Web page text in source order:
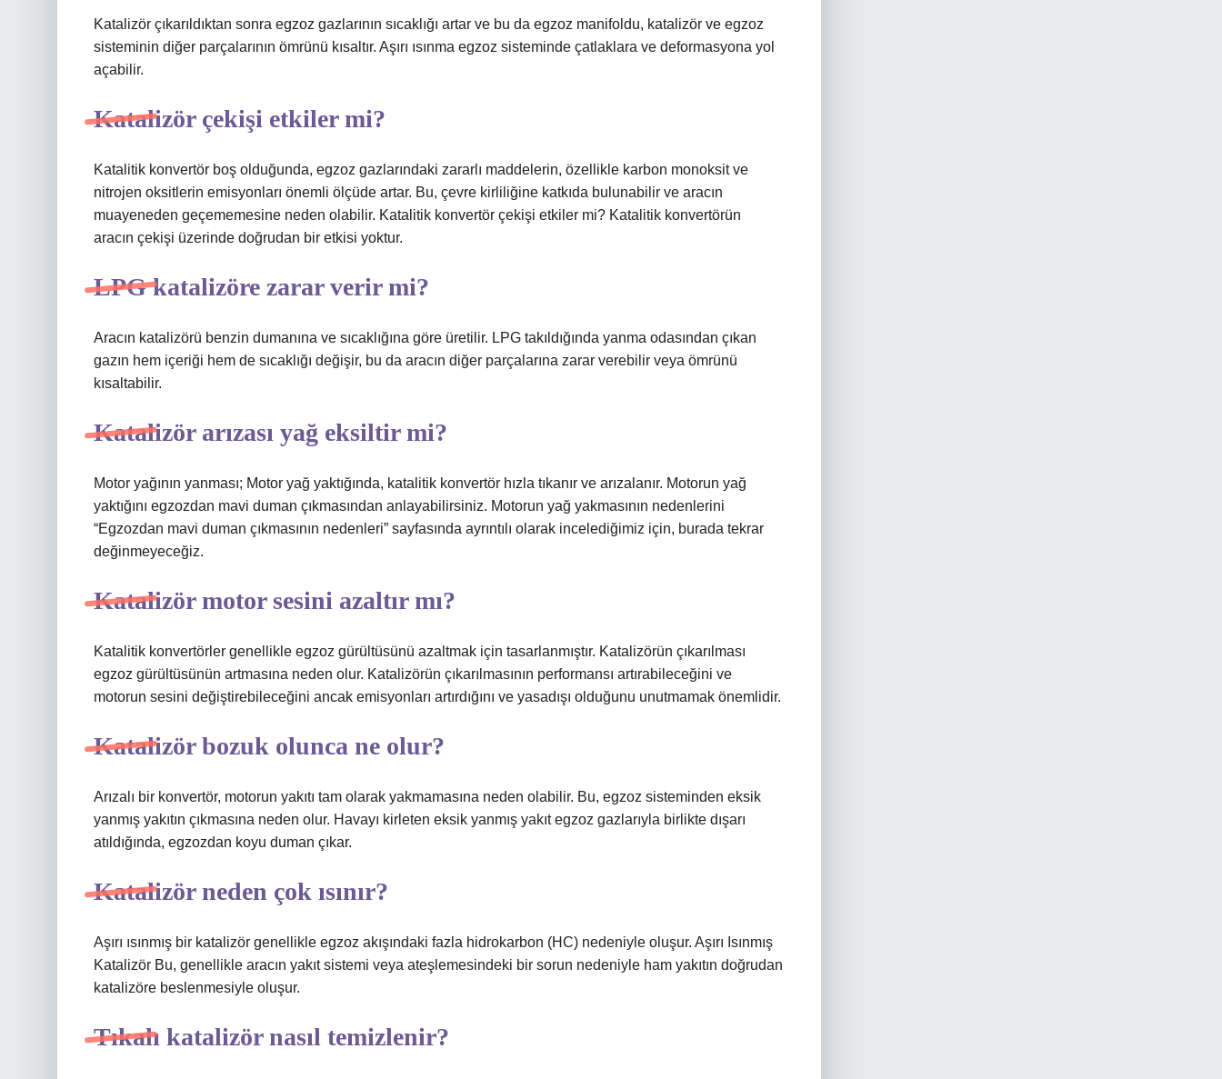
Katalizör çıkarıldıktan sonra egzoz gazlarının sıcaklığı artar ve bu da egzoz manifoldu, katalizör ve egzoz
sisteminin diğer parçalarının ömrünü kısaltır. Aşırı ısınma egzoz sisteminde çatlaklara ve deformasyona yol
açabilir.
Katalizör çekişi etkiler mi?
Katalitik konvertör boş olduğunda, egzoz gazlarındaki zararlı maddelerin, özellikle karbon monoksit ve
nitrojen oksitlerin emisyonları önemli ölçüde artar. Bu, çevre kirliliğine katkıda bulunabilir ve aracın
muayeneden geçememesine neden olabilir. Katalitik konvertör çekişi etkiler mi? Katalitik konvertörün
aracın çekişi üzerinde doğrudan bir etkisi yoktur.
LPG katalizöre zarar verir mi?
Aracın katalizörü benzin dumanına ve sıcaklığına göre üretilir. LPG takıldığında yanma odasından çıkan
gazın hem içeriği hem de sıcaklığı değişir, bu da aracın diğer parçalarına zarar verebilir veya ömrünü
kısaltabilir.
Katalizör arızası yağ eksiltir mi?
Motor yağının yanması; Motor yağ yaktığında, katalitik konvertör hızla tıkanır ve arızalanır. Motorun yağ
yaktığını egzozdan mavi duman çıkmasından anlayabilirsiniz. Motorun yağ yakmasının nedenlerini
“Egzozdan mavi duman çıkmasının nedenleri” sayfasında ayrıntılı olarak incelediğimiz için, burada tekrar
değinmeyeceğiz.
Katalizör motor sesini azaltır mı?
Katalitik konvertörler genellikle egzoz gürültüsünü azaltmak için tasarlanmıştır. Katalizörün çıkarılması
egzoz gürültüsünün artmasına neden olur. Katalizörün çıkarılmasının performansı artırabileceğini ve
motorun sesini değiştirebileceğini ancak emisyonları artırdığını ve yasadışı olduğunu unutmamak önemlidir.
Katalizör bozuk olunca ne olur?
Arızalı bir konvertör, motorun yakıtı tam olarak yakmamasına neden olabilir. Bu, egzoz sisteminden eksik
yanmış yakıtın çıkmasına neden olur. Havayı kirleten eksik yanmış yakıt egzoz gazlarıyla birlikte dışarı
atıldığında, egzozdan koyu duman çıkar.
Katalizör neden çok ısınır?
Aşırı ısınmış bir katalizör genellikle egzoz akışındaki fazla hidrokarbon (HC) nedeniyle oluşur. Aşırı Isınmış
Katalizör Bu, genellikle aracın yakıt sistemi veya ateşlemesindeki bir sorun nedeniyle ham yakıtın doğrudan
katalizöre beslenmesiyle oluşur.
Tıkalı katalizör nasıl temizlenir?